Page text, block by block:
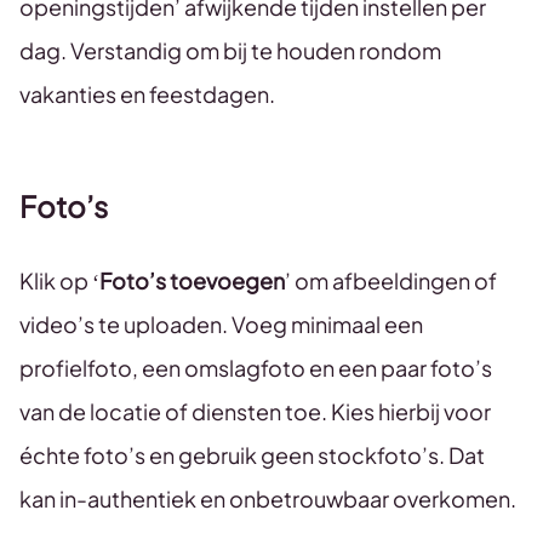
openingstijden’ afwijkende tijden instellen per
dag. Verstandig om bij te houden rondom
vakanties en feestdagen.
Foto’s
Klik op ‘Foto’s toevoegen’ om afbeeldingen of
video’s te uploaden. Voeg minimaal een
profielfoto, een omslagfoto en een paar foto’s
van de locatie of diensten toe. Kies hierbij voor
échte foto’s en gebruik geen stockfoto’s. Dat
kan in-authentiek en onbetrouwbaar overkomen.